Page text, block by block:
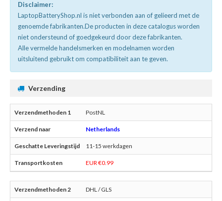
Disclaimer:
LaptopBatteryShop.nl is niet verbonden aan of gelieerd met de
genoemde fabrikanten.De producten in deze catalogus worden
niet ondersteund of goedgekeurd door deze fabrikanten.
Alle vermelde handelsmerken en modelnamen worden
uitsluitend gebruikt om compatibiliteit aan te geven.
Verzending
PostNL
Netherlands
11-15 werkdagen
EUR €0.99
DHL / GLS